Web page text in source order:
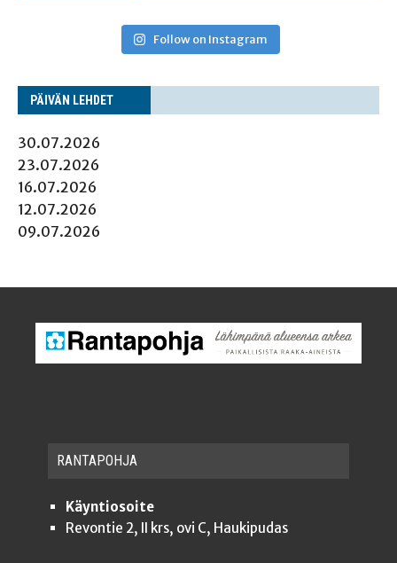
Follow on Instagram
PÄI­VÄN LEHDET
30.07.2026
23.07.2026
16.07.2026
12.07.2026
09.07.2026
RAN­TA­POH­JA
Käyntiosoite
Revontie 2, II krs, ovi C, Haukipudas